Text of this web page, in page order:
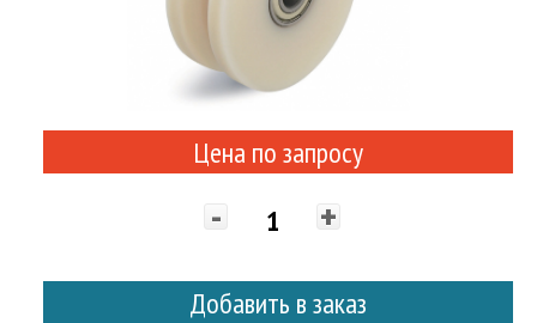
Цена по запросу
- +
Добавить в заказ